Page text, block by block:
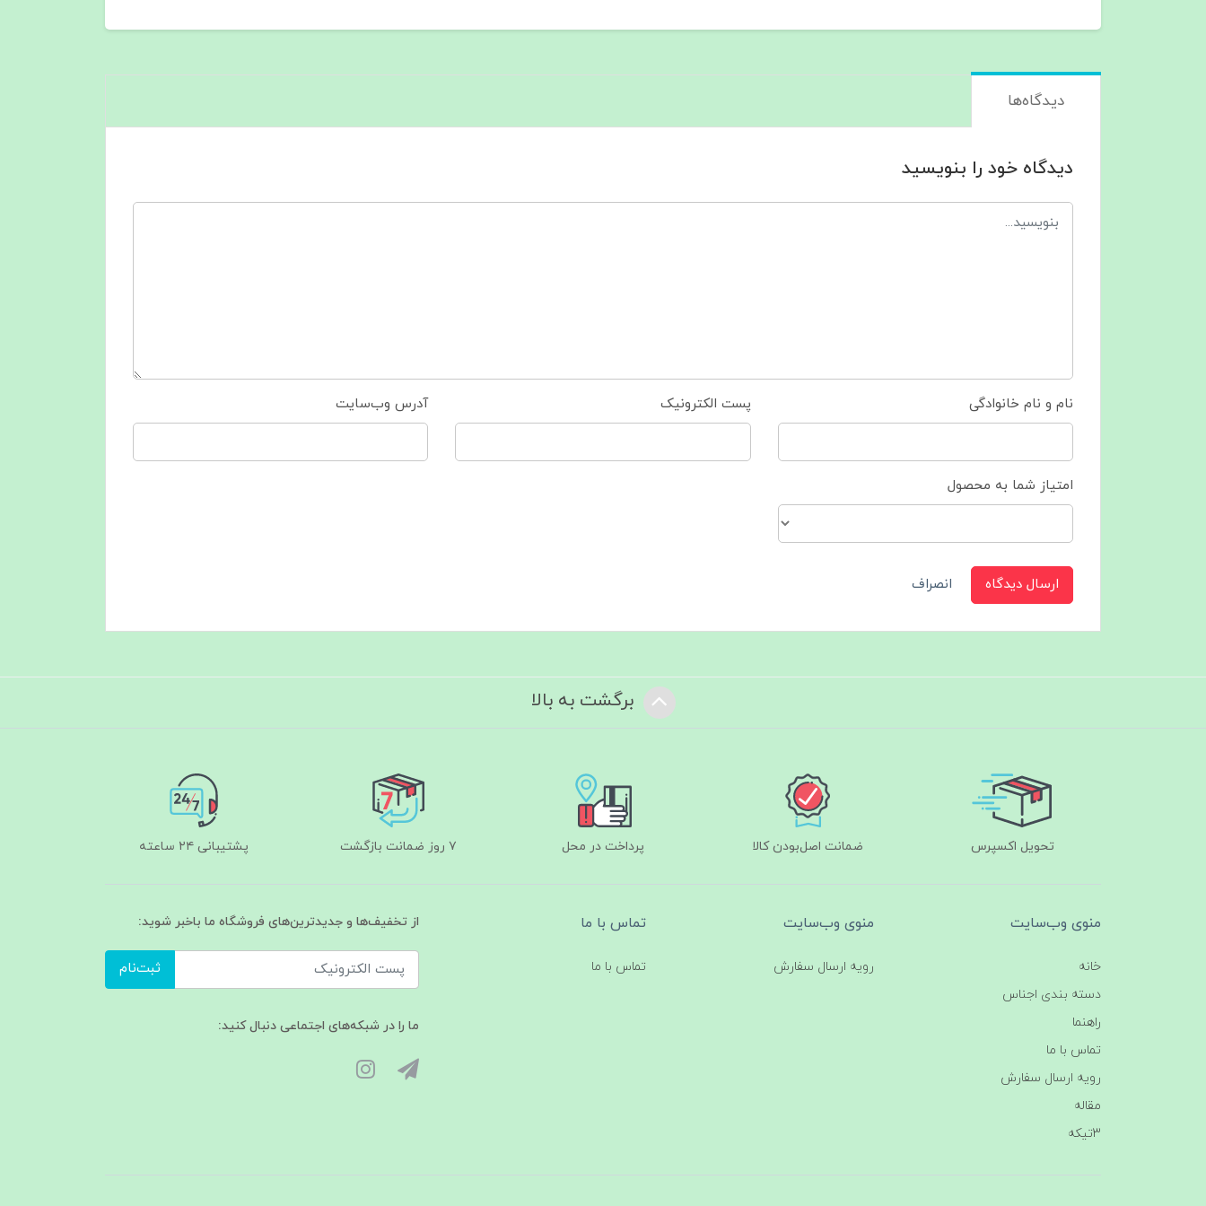
دیدگاه‌ها
دیدگاه خود را بنویسید
نام و نام خانوادگی پست الکترونیک آدرس وب‌سایت
امتیاز شما به محصول
ارسال دیدگاه انصراف
برگشت به بالا
تحویل اکسپرس ضمانت اصل‌بودن کالا پرداخت در محل ۷ روز ضمانت بازگشت پشتیبانی ۲۴ ساعته
منوی وب‌سایت
خانه
دسته بندی اجناس
راهنما
تماس با ما
رویه ارسال سفارش
مقاله
3تیکه
منوی وب‌سایت
رویه ارسال سفارش
تماس با ما
تماس با ما
از تخفیف‌ها و جدیدترین‌های فروشگاه ما باخبر شوید:
ثبت‌نام
ما را در شبکه‌های اجتماعی دنبال کنید: